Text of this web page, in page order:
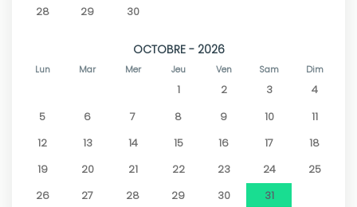
28
29 30
OCTOBRE - 2026
Lun Mar Mer Jeu Ven Sam Dim
1 2 3
4
5
6 7 8 9 10
11
12
13 14 15 16 17
18
19
20 21 22 23 24
25
26
27 28 29 30 31